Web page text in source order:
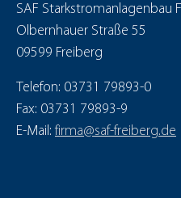
SAF Starkstromanlagenbau
Olbernhauer Straße 55
09599 Freiberg
Telefon: 03731 79893-0
Fax: 03731 79893-9
E-Mail:firma@saf-freiberg.de